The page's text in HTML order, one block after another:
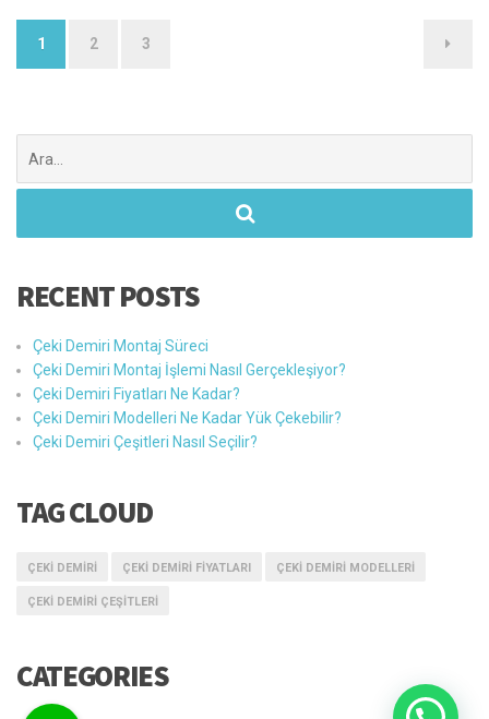
Yazı
dolaşımı
1 2 3
ara:
RECENT POSTS
Çeki Demiri Montaj Süreci
Çeki Demiri Montaj İşlemi Nasıl Gerçekleşiyor?
Çeki Demiri Fiyatları Ne Kadar?
Çeki Demiri Modelleri Ne Kadar Yük Çekebilir?
Çeki Demiri Çeşitleri Nasıl Seçilir?
TAG CLOUD
ÇEKI DEMIRI ÇEKI DEMIRI FIYATLARI ÇEKI DEMIRI MODELLERI
ÇEKI DEMIRI ÇEŞITLERI
CATEGORIES